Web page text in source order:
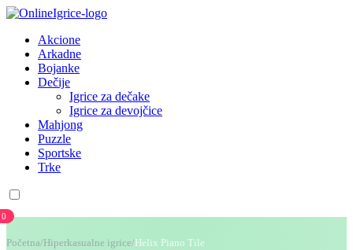
Akcione
Arkadne
Bojanke
Dečije
Igrice za dečake
Igrice za devojčice
Mahjong
Puzzle
Sportske
Trke
0
Početna/ Hiperkasualne igrice/ Helix Piano Tile